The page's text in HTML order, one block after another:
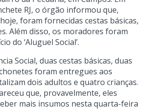
RJ, o órgão informou que,
foram fornecidas cestas básicas,
Além disso, os moradores foram
do ‘Aluguel Social’.
Social, duas cestas básicas, duas
foram entregues aos
dois adultos e quatro crianças.
que, provavelmente, eles
mais insumos nesta quarta-feira